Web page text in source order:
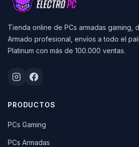
Tienda online de PCs armadas gaming,
Armado profesional, envíos a todo el
Platinum con más de 100.000 ventas.
PRODUCTOS
PCs Gaming
PCs Armadas